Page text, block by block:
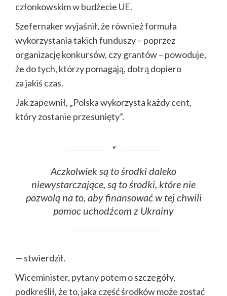
członkowskim w budżecie UE.
Szefernaker wyjaśnił, że również formuła
wykorzystania takich funduszy – poprzez
organizację konkursów, czy grantów – powoduje,
że do tych, którzy pomagają, dotrą dopiero
za jakiś czas.
Jak zapewnił, „Polska wykorzysta każdy cent,
który zostanie przesunięty”.
Aczkolwiek są to środki daleko
niewystarczające, są to środki, które nie
pozwolą na to, aby finansować w tej chwili
pomoc uchodźcom z Ukrainy
— stwierdził.
Wiceminister, pytany potem o szczegóły,
podkreślił, że to, jaka część środków może zostać